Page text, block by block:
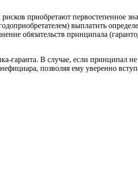
приобретают первостепенное
выплатить
обязательств принципала
гаранта. В случае, если принципал
позволяя ему уверенно